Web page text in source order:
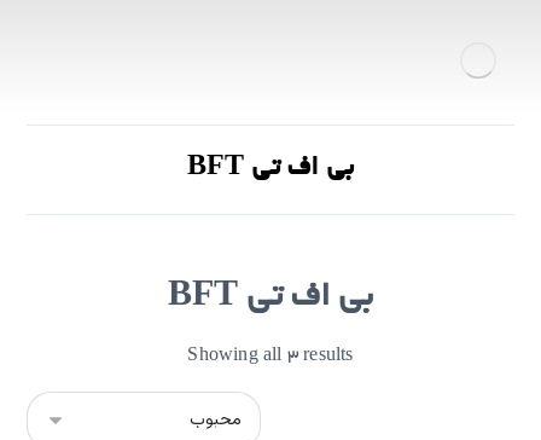
بی اف تی BFT
بی اف تی BFT
Showing all 3 results